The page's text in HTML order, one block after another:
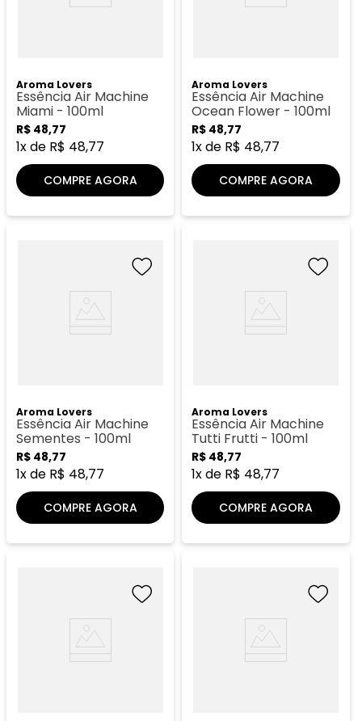
Aroma Lovers
Essência Air Machine
Miami - 100ml
R$ 48,77
1x de R$ 48,77
COMPRE AGORA
Aroma Lovers
Essência Air Machine
Ocean Flower - 100ml
R$ 48,77
1x de R$ 48,77
COMPRE AGORA
Aroma Lovers
Essência Air Machine
Sementes - 100ml
R$ 48,77
1x de R$ 48,77
COMPRE AGORA
Aroma Lovers
Essência Air Machine
Tutti Frutti - 100ml
R$ 48,77
1x de R$ 48,77
COMPRE AGORA